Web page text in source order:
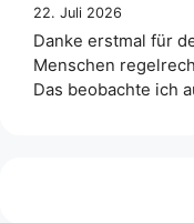
22. Juli 2026
Danke erstmal für
Menschen
Das beobachte ich